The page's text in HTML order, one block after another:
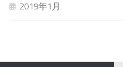
2019年1月